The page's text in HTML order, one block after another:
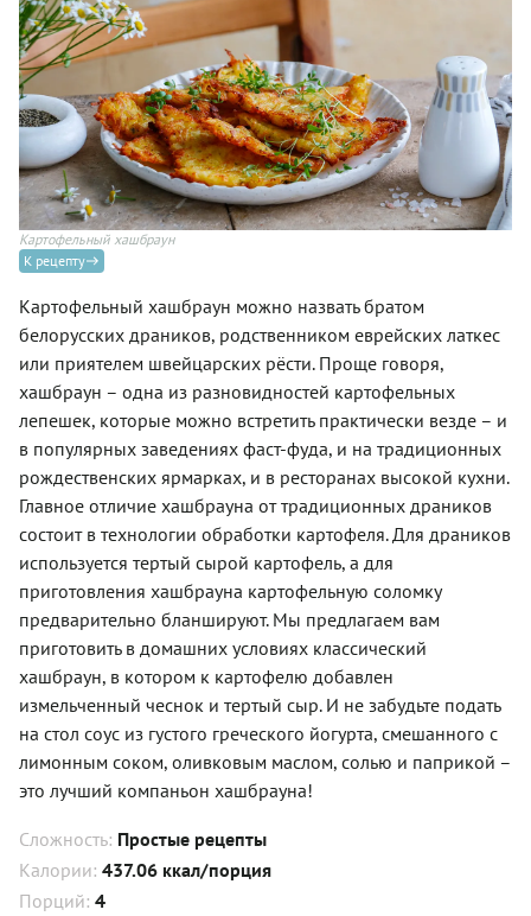
Картофельный хашбраун
К рецепту
Картофельный хашбраун можно назвать братом
белорусских драников, родственником еврейских латкес
или приятелем швейцарских рёсти. Проще говоря,
хашбраун – одна из разновидностей картофельных
лепешек, которые можно встретить практически везде – и
в популярных заведениях фаст-фуда, и на традиционных
рождественских ярмарках, и в ресторанах высокой кухни.
Главное отличие хашбрауна от традиционных драников
состоит в технологии обработки картофеля. Для драников
используется тертый сырой картофель, а для
приготовления хашбрауна картофельную соломку
предварительно бланшируют. Мы предлагаем вам
приготовить в домашних условиях классический
хашбраун, в котором к картофелю добавлен
измельченный чеснок и тертый сыр. И не забудьте подать
на стол соус из густого греческого йогурта, смешанного с
лимонным соком, оливковым маслом, солью и паприкой –
это лучший компаньон хашбрауна!
Сложность: Простые рецепты
Калории: 437.06 ккал/порция
Порций: 4